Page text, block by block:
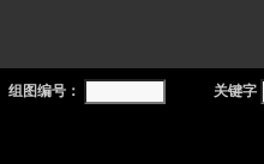
组图编号： 关键字